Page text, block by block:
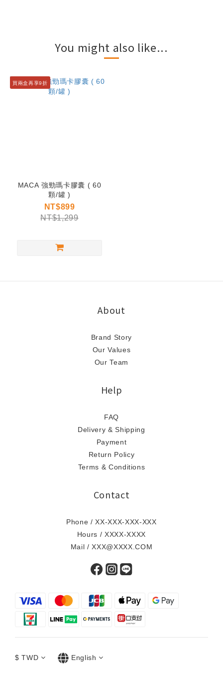
You might also like...
買兩盒再享9折
MACA 強勁瑪卡膠囊 ( 60
顆/罐 )
NT$899
NT$1,299
About
Brand Story
Our Values
Our Team
Help
FAQ
Delivery & Shipping
Payment
Return Policy
Terms & Conditions
Contact
Phone / XX-XXX-XXX-XXX
Hours / XXXX-XXXX
Mail / XXX@XXXX.COM
$ TWD English